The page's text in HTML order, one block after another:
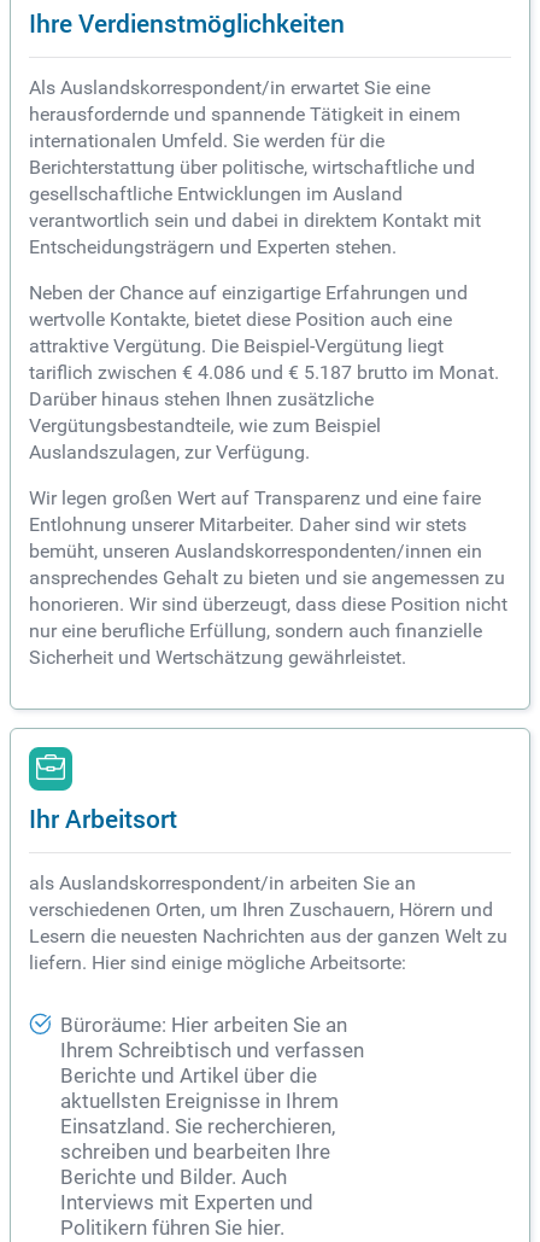
Ihre Verdienstmöglichkeiten
Als Auslandskorrespondent/in erwartet Sie eine
herausfordernde und spannende Tätigkeit in einem
internationalen Umfeld. Sie werden für die
Berichterstattung über politische, wirtschaftliche und
gesellschaftliche Entwicklungen im Ausland
verantwortlich sein und dabei in direktem Kontakt mit
Entscheidungsträgern und Experten stehen.
Neben der Chance auf einzigartige Erfahrungen und
wertvolle Kontakte, bietet diese Position auch eine
attraktive Vergütung. Die Beispiel-Vergütung liegt
tariflich zwischen € 4.086 und € 5.187 brutto im Monat.
Darüber hinaus stehen Ihnen zusätzliche
Vergütungsbestandteile, wie zum Beispiel
Auslandszulagen, zur Verfügung.
Wir legen großen Wert auf Transparenz und eine faire
Entlohnung unserer Mitarbeiter. Daher sind wir stets
bemüht, unseren Auslandskorrespondenten/innen ein
ansprechendes Gehalt zu bieten und sie angemessen zu
honorieren. Wir sind überzeugt, dass diese Position nicht
nur eine berufliche Erfüllung, sondern auch finanzielle
Sicherheit und Wertschätzung gewährleistet.
Ihr Arbeitsort
als Auslandskorrespondent/in arbeiten Sie an
verschiedenen Orten, um Ihren Zuschauern, Hörern und
Lesern die neuesten Nachrichten aus der ganzen Welt zu
liefern. Hier sind einige mögliche Arbeitsorte:
Büroräume: Hier arbeiten Sie an
Ihrem Schreibtisch und verfassen
Berichte und Artikel über die
aktuellsten Ereignisse in Ihrem
Einsatzland. Sie recherchieren,
schreiben und bearbeiten Ihre
Berichte und Bilder. Auch
Interviews mit Experten und
Politikern führen Sie hier.